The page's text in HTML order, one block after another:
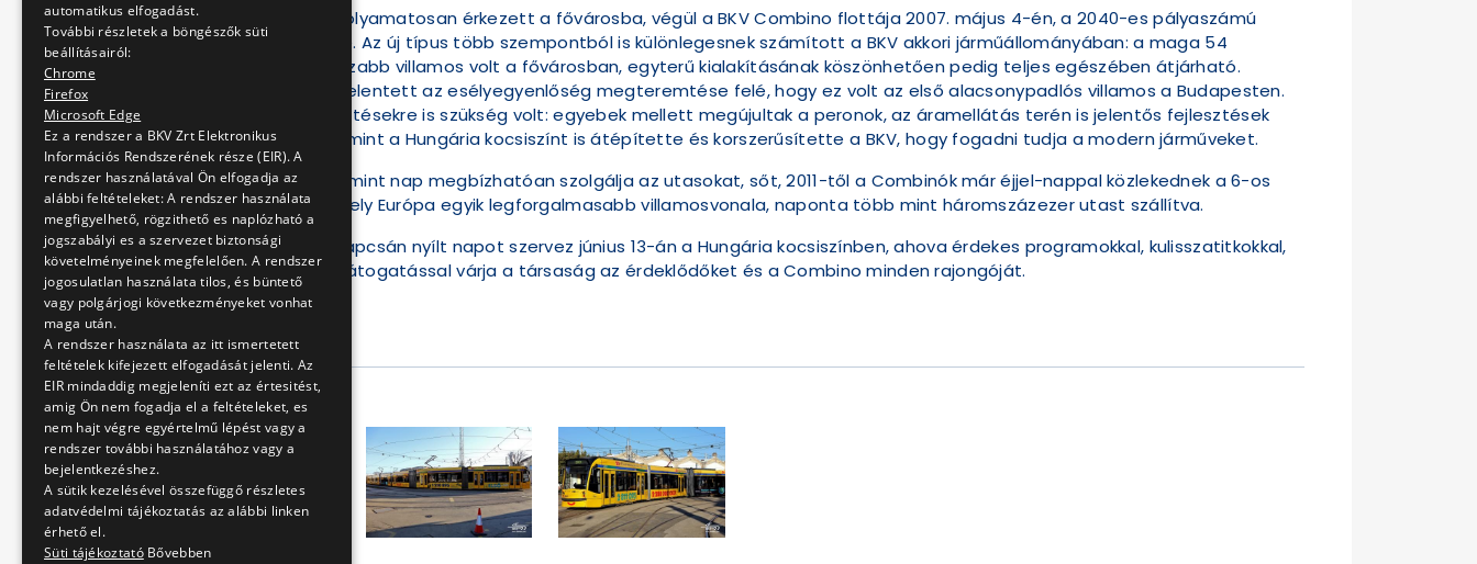
A többi 39 villamos folyamatosan érkezett a fővárosba, végül a BKV Combino flottája 2007. május 4-én, a 2040-es pályaszámú
járművel vált teljessé. Az új típus több szempontból is különlegesnek számított a BKV akkori járműállományában: a maga 54
méterével a leghosszabb villamos volt a fővárosban, egyterű kialakításának köszönhetően pedig teljes egészében átjárható.
Komoly előrelépést jelentett az esélyegyenlőség megteremtése felé, hogy ez volt az első alacsonypadlós villamos a Budapesten.
Emiatt komoly fejlesztésekre is szükség volt: egyebek mellett megújultak a peronok, az áramellátás terén is jelentős fejlesztések
valósultak meg, valamint a Hungária kocsiszínt is átépítette és korszerűsítette a BKV, hogy fogadni tudja a modern járműveket.
A típus azóta is nap mint nap megbízhatóan szolgálja az utasokat, sőt, 2011-től a Combinók már éjjel-nappal közlekednek a 6-os
villamos vonalán, amely Európa egyik legforgalmasabb villamosvonala, naponta több mint háromszázezer utast szállítva.
A BKV az évforduló kapcsán nyílt napot szervez június 13-án a Hungária kocsiszínben, ahova érdekes programokkal, kulisszatitkokkal,
vezetett telephely-látogatással várja a társaság az érdeklődőket és a Combino minden rajongóját.
2026.03.14.
BKV Zrt.
A cikk galériája
automatikus elfogadást.
További részletek a böngészők süti
beállításairól:
Chrome
Firefox
Microsoft Edge
Ez a rendszer a BKV Zrt Elektronikus
Információs Rendszerének része (EIR). A
rendszer használatával Ön elfogadja az
alábbi feltételeket: A rendszer használata
megfigyelhető, rögzithető es naplózható a
jogszabályi es a szervezet biztonsági
követelményeinek megfelelően. A rendszer
jogosulatlan használata tilos, és büntető
vagy polgárjogi következményeket vonhat
maga után.
A rendszer használata az itt ismertetett
feltételek kifejezett elfogadását jelenti. Az
EIR mindaddig megjeleníti ezt az értesitést,
amig Ön nem fogadja el a feltételeket, es
nem hajt végre egyértelmű lépést vagy a
rendszer további használatához vagy a
bejelentkezéshez.
A sütik kezelésével összefüggő részletes
adatvédelmi tájékoztatás az alábbi linken
érhető el.
Süti tájékoztató Bővebben